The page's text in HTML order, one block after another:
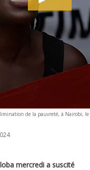
de la pauvreté, à Nairobi,
mercredi a suscité